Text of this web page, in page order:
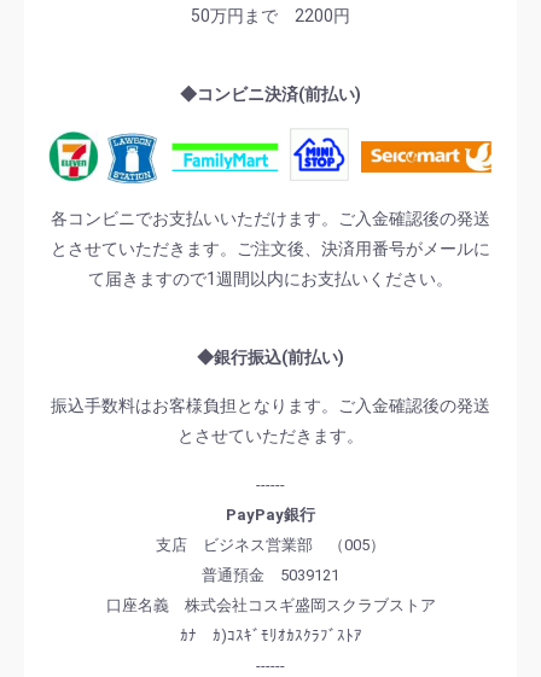
50万円まで 2200円
◆コンビニ決済(前払い)
各コンビニでお支払いいただけます。ご入金確認後の発送
とさせていただきます。ご注文後、決済用番号がメールに
て届きますので1週間以内にお支払いください。
◆銀行振込(前払い)
振込手数料はお客様負担となります。ご入金確認後の発送
とさせていただきます。
------
PayPay銀行
支店 ビジネス営業部 （005）
普通預金 5039121
口座名義 株式会社コスギ盛岡スクラブストア
ｶﾅ ｶ)ｺｽｷﾞﾓﾘｵｶｽｸﾗﾌﾞｽﾄｱ
------